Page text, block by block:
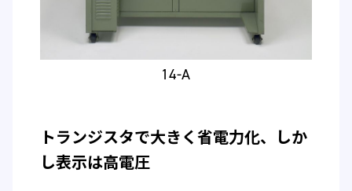
14-A
トランジスタで大きく省電力化、しか
し表示は高電圧